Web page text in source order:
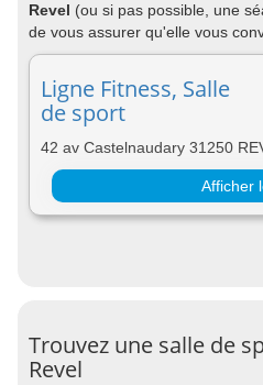
Revel (ou si pas possible, une
de vous assurer qu'elle vous
Ligne Fitness, Salle
de sport
42 av Castelnaudary 31250
Afficher
Trouvez une salle de
Revel